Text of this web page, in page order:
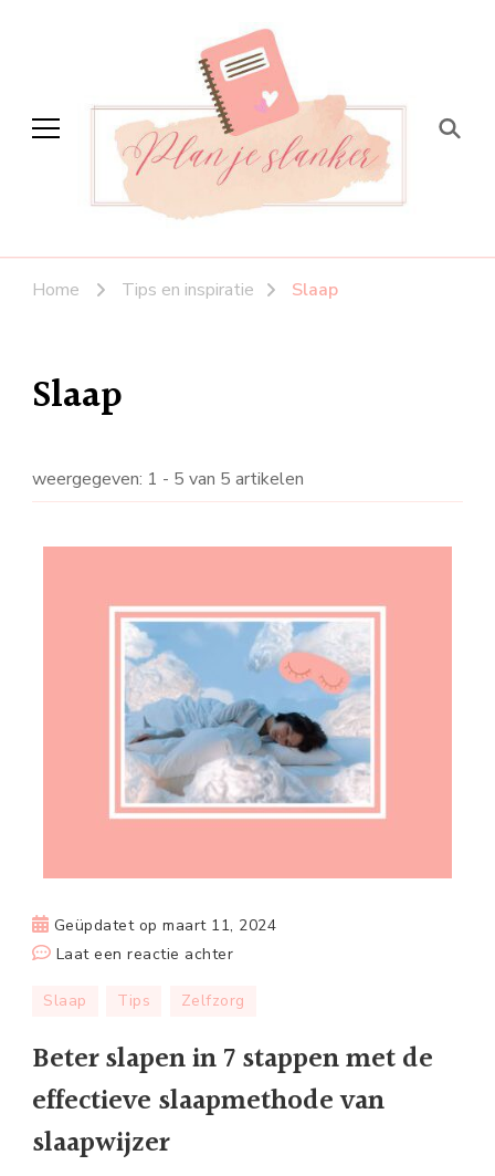
Plan je slanker
Home Tips en inspiratie Slaap
Slaap
weergegeven: 1 - 5 van 5 artikelen
Geüpdatet opmaart 11, 2024
Laat een reactie achterop
slapen
stappen
Slaap Tips Zelfzorg
Beter slapen in 7 stappen met de
effectieve slaapmethode van
slaapwijzer